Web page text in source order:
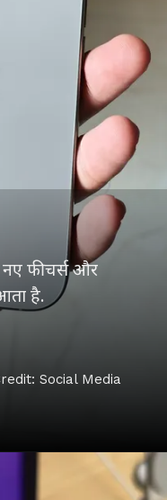
फीचर्स और
है.
Social Media